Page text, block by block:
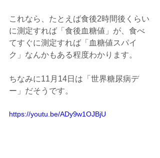
これなら、たとえば食後2時間後くらい
に測定すれば「食後血糖値」が、食べ
てすぐに測定すれば「血糖値スパイ
ク」なんかもある程度わかります。
ちなみに11月14日は「世界糖尿病デ
ー」だそうです。
https://youtu.be/ADy9w1OJBjU